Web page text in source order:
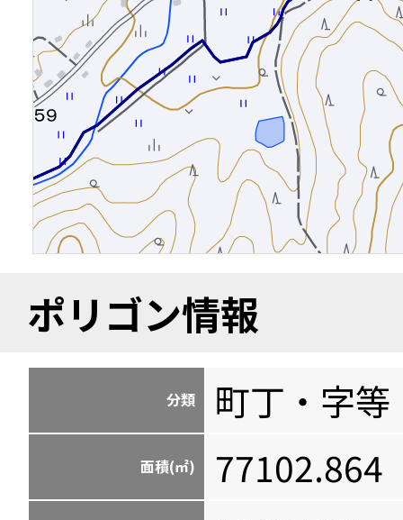
ポリゴン情報
分類 町丁・字等
面積(㎡) 77102.864